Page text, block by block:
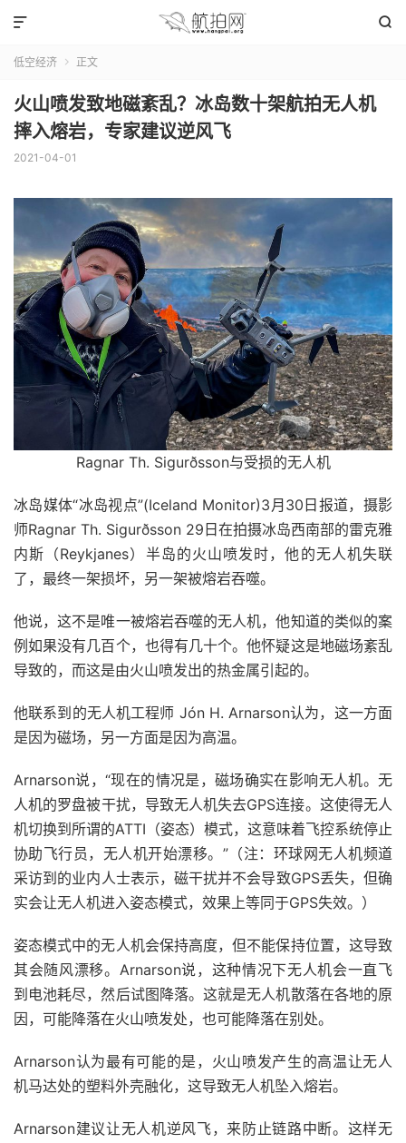


低空经济  正文
火山喷发致地磁紊乱？冰岛数十架航拍无人机
摔入熔岩，专家建议逆风飞
2021-04-01
Ragnar Th. Sigurðsson与受损的无人机
冰岛媒体“冰岛视点”(Iceland Monitor)3月30日报道，摄影
师Ragnar Th. Sigurðsson 29日在拍摄冰岛西南部的雷克雅
内斯（Reykjanes）半岛的火山喷发时，他的无人机失联
了，最终一架损坏，另一架被熔岩吞噬。
他说，这不是唯一被熔岩吞噬的无人机，他知道的类似的案
例如果没有几百个，也得有几十个。他怀疑这是地磁场紊乱
导致的，而这是由火山喷发出的热金属引起的。
他联系到的无人机工程师 Jón H. Arnarson认为，这一方面
是因为磁场，另一方面是因为高温。
Arnarson说，“现在的情况是，磁场确实在影响无人机。无
人机的罗盘被干扰，导致无人机失去GPS连接。这使得无人
机切换到所谓的ATTI（姿态）模式，这意味着飞控系统停止
协助飞行员，无人机开始漂移。”（注：环球网无人机频道
采访到的业内人士表示，磁干扰并不会导致GPS丢失，但确
实会让无人机进入姿态模式，效果上等同于GPS失效。）
姿态模式中的无人机会保持高度，但不能保持位置，这导致
其会随风漂移。Arnarson说，这种情况下无人机会一直飞
到电池耗尽，然后试图降落。这就是无人机散落在各地的原
因，可能降落在火山喷发处，也可能降落在别处。
Arnarson认为最有可能的是，火山喷发产生的高温让无人
机马达处的塑料外壳融化，这导致无人机坠入熔岩。
Arnarson建议让无人机逆风飞，来防止链路中断。这样无